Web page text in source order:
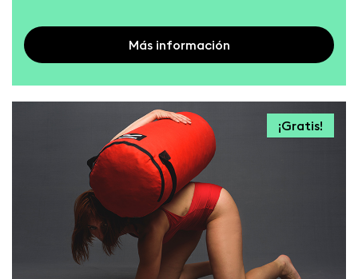
Más información
¡Gratis!